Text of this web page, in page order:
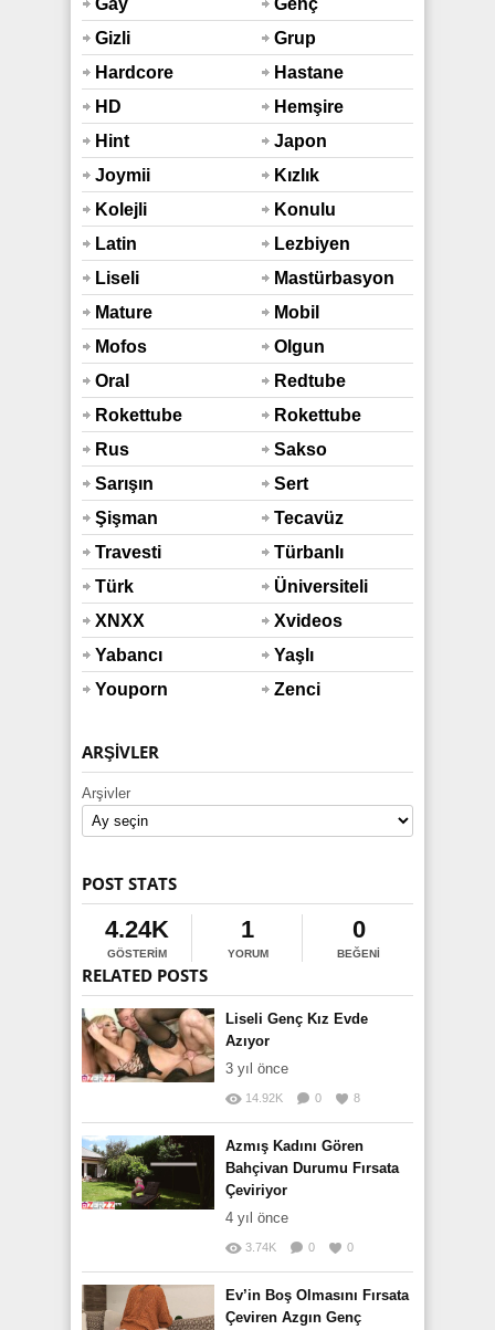
Gizli
Çekim
Grup
Hardcore
Hastane
HD
Hemşire
Hint
Sex
Japon
Joymii
Kızlık
Bozma
Kolejli
Konulu
Latin
Lezbiyen
Liseli
Mastürbasyon
Mature
Mobil
Mofos
Olgun
Oral
Redtube
Rokettube
Rokettube
Mobil
Rus
Sakso
Sarışın
Sert
Şişman
Tecavüz
Travesti
Türbanlı
Türk
Üniversiteli
XNXX
Xvideos
Yabancı
Yaşlı
Youporn
Zenci
ARŞIVLER
Arşivler
POST STATS
4.24K
GÖSTERIM
1
YORUM
0
BEĞENI
RELATED POSTS
Liseli Genç Kız Evde
Azıyor
3 yıl önce
14.92K 0 8
Azmış Kadını Gören
Bahçivan Durumu Fırsata
Çeviriyor
4 yıl önce
3.74K 0 0
Ev’in Boş Olmasını Fırsata
Çeviren Azgın Genç